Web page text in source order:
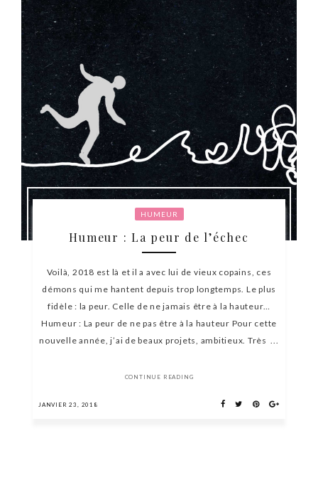
HUMEUR
Humeur : La peur de l’échec
Voilà, 2018 est là et il a avec lui de vieux copains, ces
démons qui me hantent depuis trop longtemps. Le plus
fidèle : la peur. Celle de ne jamais être à la hauteur…
Humeur : La peur de ne pas être à la hauteur Pour cette
nouvelle année, j’ai de beaux projets, ambitieux. Très ...
CONTINUE READING
JANVIER 23, 2018